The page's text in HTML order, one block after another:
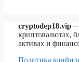
cryptodep18.vip —
криптовалютах,
активах и
Политика